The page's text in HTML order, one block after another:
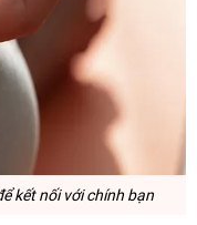
kết nối với chính bạn